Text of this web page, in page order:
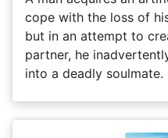
cope with the loss of
but in an attempt to
partner, he
into a deadly soulmate.